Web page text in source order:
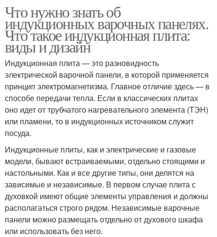
Что нужно знать об
индукционных варочных панелях.
Что такое индукционная плита:
виды и дизайн
Индукционная плита — это разновидность
электрической варочной панели, в которой применяется
принцип электромагнетизма. Главное отличие здесь — в
способе передачи тепла. Если в классических плитах
оно идет от трубчатого нагревательного элемента (ТЭН)
или пламени, то в индукционных источником служит
посуда.
Индукционные плиты, как и электрические и газовые
модели, бывают встраиваемыми, отдельно стоящими и
настольными. Как и все другие типы, они делятся на
зависимые и независимые. В первом случае плита с
духовкой имеют общие элементы управления и должны
располагаться строго рядом. Независимые варочные
панели можно размещать отдельно от духового шкафа
или использовать без него.